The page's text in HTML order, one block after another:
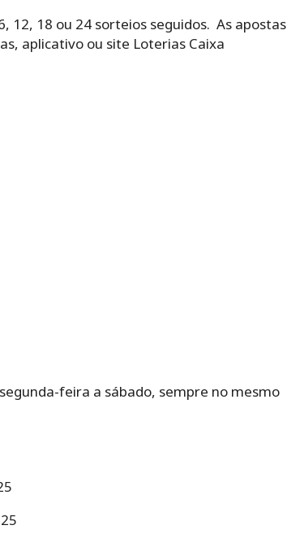
‌18‌ ‌ou‌ ‌24‌ ‌sorteios seguidos.‌ ‌ As apostas
aplicativo ou site Loterias Caixa
feira‌ ‌a‌ ‌sábado,‌ ‌sempre‌ ‌no‌ ‌mesmo‌